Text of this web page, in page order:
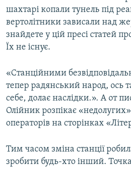
шахтарі копали тунель під
вертолітники зависали над
знайдете у цій пресі статей
Їх не існує.
«Станційними
тепер радянський народ, ось
себе, долає наслідки.». А от
Олійник розпікає
операторів на сторінках
Тим часом зміна станції
зробити будь-хто інший.